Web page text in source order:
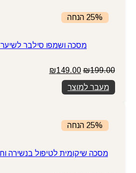
25% הנחה
מסכה ושמפו סילבר לשיער
₪199.00
המחיר
המקורי
היה:
₪199.00.
₪149.00
מעבר למוצר
25% הנחה
מסכה שיקומית לטיפול בנשירה